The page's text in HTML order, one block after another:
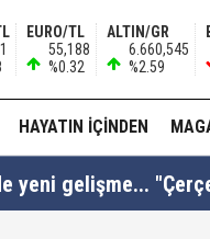
EURO/TL
55,188
%0.32
ALTIN/GR
6.660,545
%2.59
HAYATIN İÇINDEN
yeni gelişme...